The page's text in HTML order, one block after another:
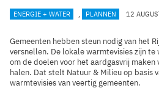
CATEGORIEËN
ENERGIE + WATER , PLANNEN 12
Gemeenten hebben steun nodig van het
versnellen. De lokale warmtevisies zijn
om de doelen voor het aardgasvrij maken
halen. Dat stelt Natuur & Milieu op basis
warmtevisies van veertig gemeenten.